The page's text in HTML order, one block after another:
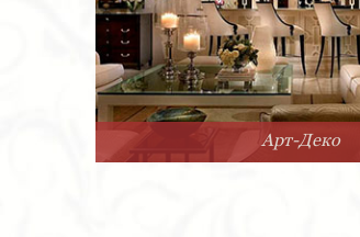
Арт-Деко